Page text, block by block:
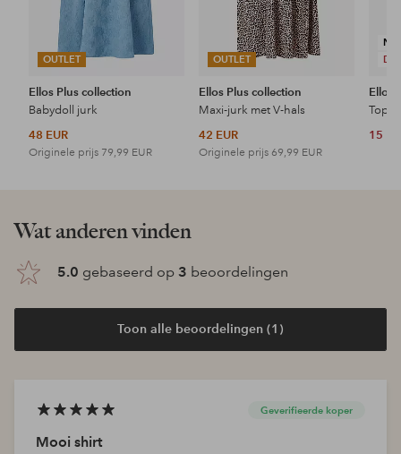
OUTLET
Ellos Plus collection
Babydoll jurk
48 EUR
Originele prijs 79,99 EUR
OUTLET
Ellos Plus collection
Maxi-jurk met V-hals
42 EUR
Originele prijs 69,99 EUR
Ellos
Topje
15
Wat anderen vinden
5.0 gebaseerd op 3 beoordelingen
Toon alle beoordelingen (1)
Geverifieerde koper
Mooi shirt